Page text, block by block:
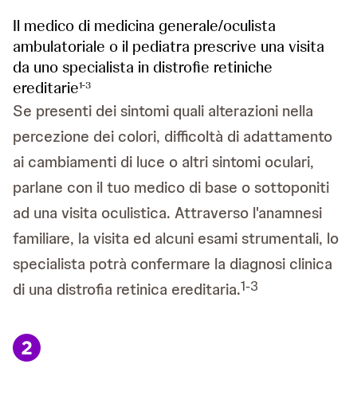
Il medico di medicina generale/oculista
ambulatoriale o il pediatra prescrive una visita
da uno specialista in distrofie retiniche
ereditarie1-3
Se presenti dei sintomi quali alterazioni nella
percezione dei colori, difficoltà di adattamento
ai cambiamenti di luce o altri sintomi oculari,
parlane con il tuo medico di base o sottoponiti
ad una visita oculistica. Attraverso l'anamnesi
familiare, la visita ed alcuni esami strumentali, lo
specialista potrà confermare la diagnosi clinica
di una distrofia retinica ereditaria.1-3